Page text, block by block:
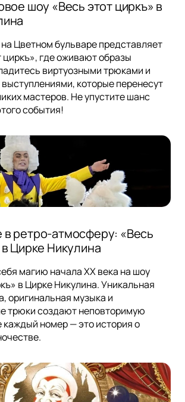
шоу «Весь этот циркъ» в
Цветном бульваре представляет
циркъ», где оживают образы
виртуозными трюками и
которые перенесут
мастеров. Не упустите шанс
события!
ретро-атмосферу: «Весь
Цирке Никулина
магию начала XX века на шоу
в Цирке Никулина. Уникальная
оригинальная музыка и
трюки создают неповторимую
каждый номер — это история о